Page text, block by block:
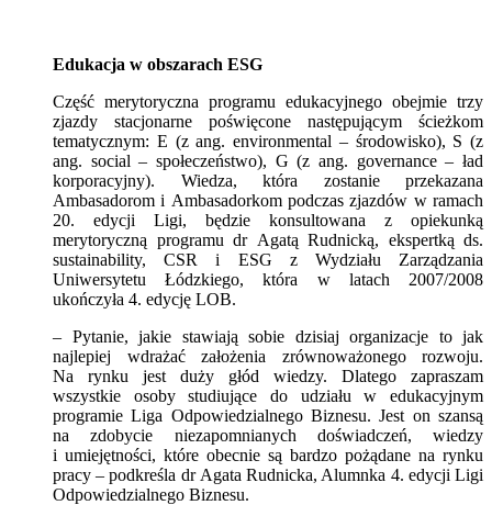
Edukacja w obszarach ESG
Część merytoryczna programu edukacyjnego obejmie trzy
zjazdy stacjonarne poświęcone następującym ścieżkom
tematycznym: E (z ang. environmental – środowisko), S (z
ang. social – społeczeństwo), G (z ang. governance – ład
korporacyjny). Wiedza, która zostanie przekazana
Ambasadorom i Ambasadorkom podczas zjazdów w ramach
20. edycji Ligi, będzie konsultowana z opiekunką
merytoryczną programu dr Agatą Rudnicką, ekspertką ds.
sustainability, CSR i ESG z Wydziału Zarządzania
Uniwersytetu Łódzkiego, która w latach 2007/2008
ukończyła 4. edycję LOB.
– Pytanie, jakie stawiają sobie dzisiaj organizacje to jak
najlepiej wdrażać założenia zrównoważonego rozwoju.
Na rynku jest duży głód wiedzy. Dlatego zapraszam
wszystkie osoby studiujące do udziału w edukacyjnym
programie Liga Odpowiedzialnego Biznesu. Jest on szansą
na zdobycie niezapomnianych doświadczeń, wiedzy
i umiejętności, które obecnie są bardzo pożądane na rynku
pracy – podkreśla dr Agata Rudnicka, Alumnka 4. edycji Ligi
Odpowiedzialnego Biznesu.